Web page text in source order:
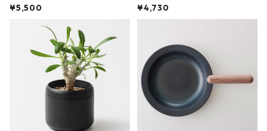
サンドカラー 石調 ideaco Station
¥5,500
石調 ideaco Umbrella Stand CUB
E ストーンサンドブラック
¥4,730